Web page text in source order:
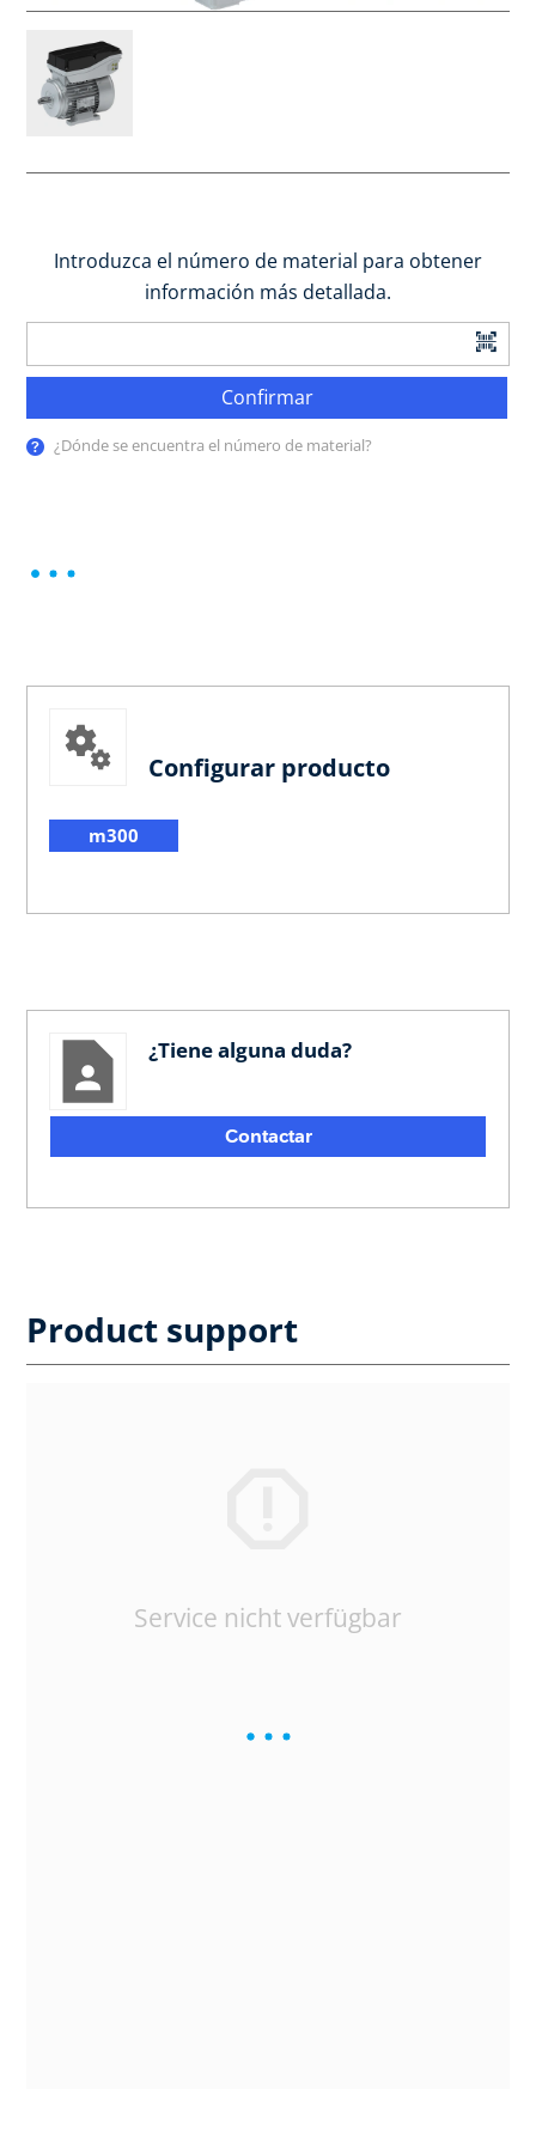
Introduzca el número de material para obtener
información más detallada.
Confirmar
¿Dónde se encuentra el número de material?
Configurar producto
m300
¿Tiene alguna duda?
Contactar
Product support
Service nicht verfügbar